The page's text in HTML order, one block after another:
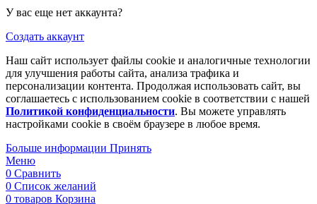
У вас еще нет аккаунта?
Создать аккаунт
Наш сайт использует файлы cookie и аналогичные технологии
для улучшения работы сайта, анализа трафика и
персонализации контента. Продолжая использовать сайт, вы
соглашаетесь с использованием cookie в соответствии с нашей
Политикой конфиденциальности. Вы можете управлять
настройками cookie в своём браузере в любое время.
Больше информации Принять
Меню
0 Сравнить
0 Список желаний
0 товаров Корзина